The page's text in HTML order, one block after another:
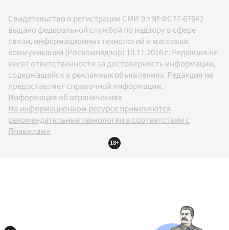
Свидетельство о регистрации СМИ Эл № ФС77-67642
выдано федеральной службой по надзору в сфере
связи, информационных технологий и массовых
коммуникаций (Роскомнадзор) 10.11.2016 г. Редакция не
несет ответственности за достоверность информации,
содержащейся в рекламных объявлениях. Редакция не
предоставляет справочной информации.
Информация об ограничениях
На информационном ресурсе применяются
рекомендательные технологии в соответствии с
Правилами
18+